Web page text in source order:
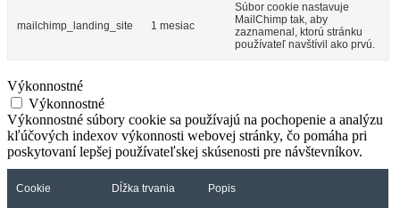
mailchimp_landing_site 1 mesiac
Súbor cookie nastavuje
MailChimp tak, aby
zaznamenal, ktorú stránku
používateľ navštívil ako prvú.
Výkonnostné
Výkonnostné
Výkonnostné súbory cookie sa používajú na pochopenie a analýzu
kľúčových indexov výkonnosti webovej stránky, čo pomáha pri
poskytovaní lepšej používateľskej skúsenosti pre návštevníkov.
Cookie Dĺžka trvania Popis